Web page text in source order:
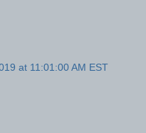
at 11:01:00 AM EST